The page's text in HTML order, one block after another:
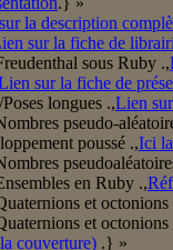
la description
sur la fiche de
sous Ruby .,
sur la fiche de
longues .,Lien
pseudo-
poussé .,Ici
en Ruby .,
et octonions
et
couverture) .} »